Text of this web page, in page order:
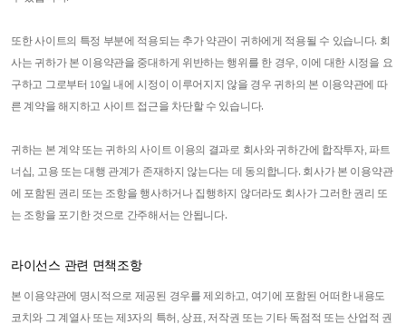
또한 사이트의 특정 부분에 적용되는 추가 약관이 귀하에게 적용될 수 있습니다. 회
사는 귀하가 본 이용약관을 중대하게 위반하는 행위를 한 경우, 이에 대한 시정을 요
구하고 그로부터 10일 내에 시정이 이루어지지 않을 경우 귀하의 본 이용약관에 따
른 계약을 해지하고 사이트 접근을 차단할 수 있습니다.
귀하는 본 계약 또는 귀하의 사이트 이용의 결과로 회사와 귀하간에 합작투자, 파트
너십, 고용 또는 대행 관계가 존재하지 않는다는 데 동의합니다. 회사가 본 이용약관
에 포함된 권리 또는 조항을 행사하거나 집행하지 않더라도 회사가 그러한 권리 또
는 조항을 포기한 것으로 간주해서는 안됩니다.
라이선스 관련 면책조항
본 이용약관에 명시적으로 제공된 경우를 제외하고, 여기에 포함된 어떠한 내용도
코치와 그 계열사 또는 제3자의 특허, 상표, 저작권 또는 기타 독점적 또는 산업적 권